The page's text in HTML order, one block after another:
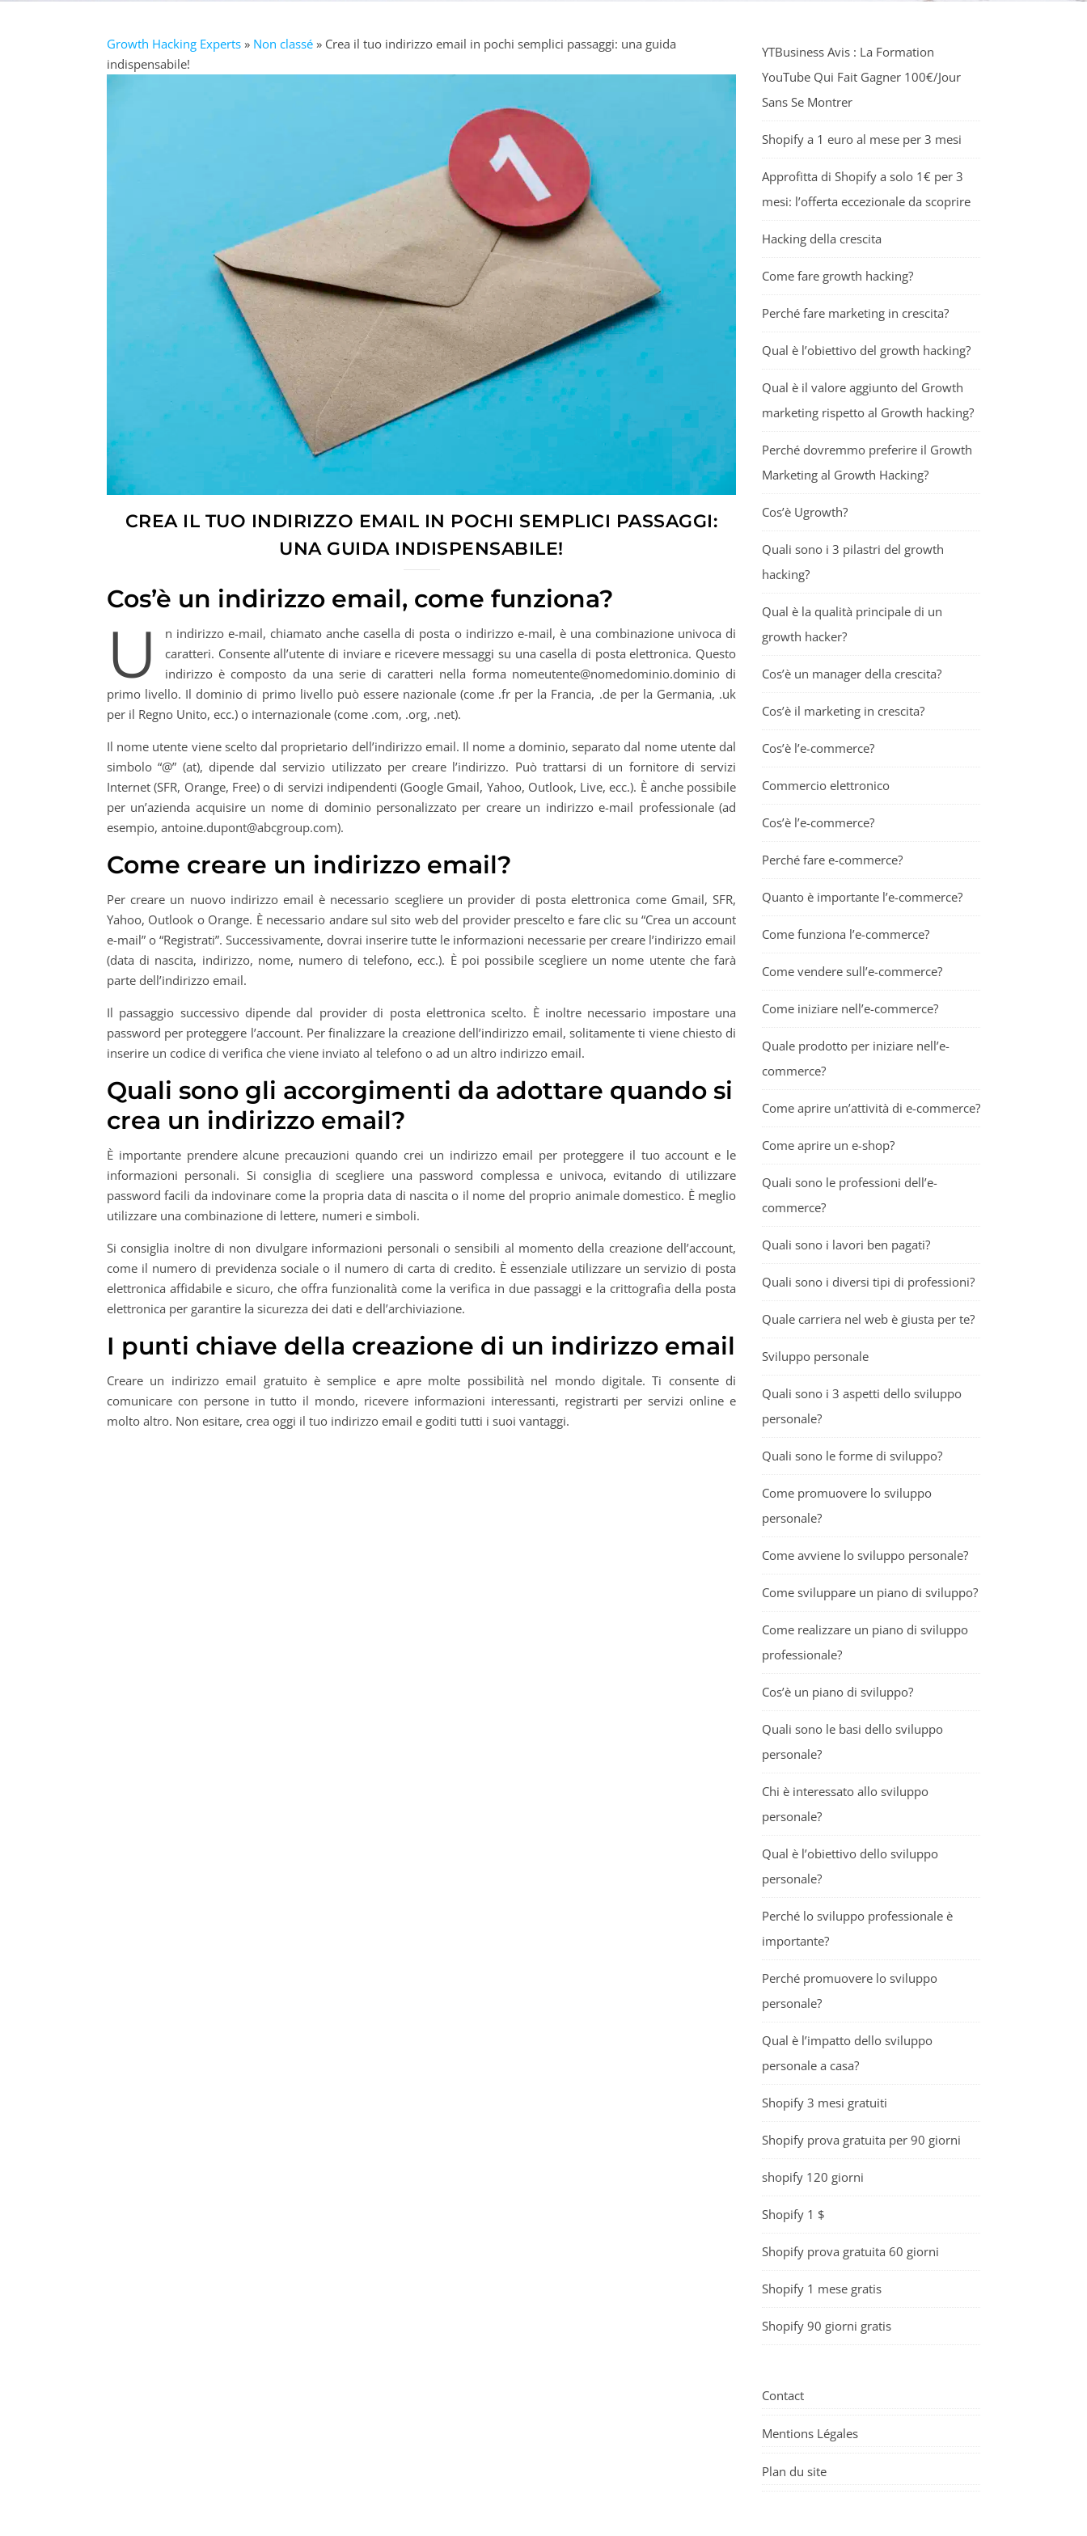
Growth Hacking Experts » Non classé » Crea il tuo indirizzo email in pochi semplici passaggi: una guida
indispensabile!
CREA IL TUO INDIRIZZO EMAIL IN POCHI SEMPLICI PASSAGGI:
UNA GUIDA INDISPENSABILE!
Cos’è un indirizzo email, come funziona?
U
n indirizzo e-mail, chiamato anche casella di posta o indirizzo e-mail, è una combinazione univoca di
caratteri. Consente all’utente di inviare e ricevere messaggi su una casella di posta elettronica. Questo
indirizzo è composto da una serie di caratteri nella forma nomeutente@nomedominio.dominiodi
primo livello. Il dominio di primo livello può essere nazionale (come .fr per la Francia, .de per la Germania, .uk
per il Regno Unito, ecc.) o internazionale (come .com, .org, .net).
Il nome utente viene scelto dal proprietario dell’indirizzo email. Il nome a dominio, separato dal nome utente dal
simbolo “@” (at), dipende dal servizio utilizzato per creare l’indirizzo. Può trattarsi di un fornitore di servizi
Internet (SFR, Orange, Free) o di servizi indipendenti (Google Gmail, Yahoo, Outlook, Live, ecc.). È anche possibile
per un’azienda acquisire un nome di dominio personalizzato per creare un indirizzo e-mail professionale (ad
esempio, antoine.dupont@abcgroup.com).
Come creare un indirizzo email?
Per creare un nuovo indirizzo email è necessario scegliere un provider di posta elettronica come Gmail, SFR,
Yahoo, Outlook o Orange. È necessario andare sul sito web del provider prescelto e fare clic su “Crea un account
e-mail” o “Registrati”. Successivamente, dovrai inserire tutte le informazioni necessarie per creare l’indirizzo email
(data di nascita, indirizzo, nome, numero di telefono, ecc.). È poi possibile scegliere un nome utente che farà
parte dell’indirizzo email.
Il passaggio successivo dipende dal provider di posta elettronica scelto. È inoltre necessario impostare una
password per proteggere l’account. Per finalizzare la creazione dell’indirizzo email, solitamente ti viene chiesto di
inserire un codice di verifica che viene inviato al telefono o ad un altro indirizzo email.
Quali sono gli accorgimenti da adottare quando si
crea un indirizzo email?
È importante prendere alcune precauzioni quando crei un indirizzo email per proteggere il tuo account e le
informazioni personali. Si consiglia di scegliere una password complessa e univoca, evitando di utilizzare
password facili da indovinare come la propria data di nascita o il nome del proprio animale domestico. È meglio
utilizzare una combinazione di lettere, numeri e simboli.
Si consiglia inoltre di non divulgare informazioni personali o sensibili al momento della creazione dell’account,
come il numero di previdenza sociale o il numero di carta di credito. È essenziale utilizzare un servizio di posta
elettronica affidabile e sicuro, che offra funzionalità come la verifica in due passaggi e la crittografia della posta
elettronica per garantire la sicurezza dei dati e dell’archiviazione.
I punti chiave della creazione di un indirizzo email
Creare un indirizzo email gratuito è semplice e apre molte possibilità nel mondo digitale. Ti consente di
comunicare con persone in tutto il mondo, ricevere informazioni interessanti, registrarti per servizi online e
molto altro. Non esitare, crea oggi il tuo indirizzo email e goditi tutti i suoi vantaggi.
YTBusiness Avis : La Formation
YouTube Qui Fait Gagner 100€/Jour
Sans Se Montrer
Shopify a 1 euro al mese per 3 mesi
Approfitta di Shopify a solo 1€ per 3
mesi: l’offerta eccezionale da scoprire
Hacking della crescita
Come fare growth hacking?
Perché fare marketing in crescita?
Qual è l’obiettivo del growth hacking?
Qual è il valore aggiunto del Growth
marketing rispetto al Growth hacking?
Perché dovremmo preferire il Growth
Marketing al Growth Hacking?
Cos’è Ugrowth?
Quali sono i 3 pilastri del growth
hacking?
Qual è la qualità principale di un
growth hacker?
Cos’è un manager della crescita?
Cos’è il marketing in crescita?
Cos’è l’e-commerce?
Commercio elettronico
Cos’è l’e-commerce?
Perché fare e-commerce?
Quanto è importante l’e-commerce?
Come funziona l’e-commerce?
Come vendere sull’e-commerce?
Come iniziare nell’e-commerce?
Quale prodotto per iniziare nell’e-
commerce?
Come aprire un’attività di e-commerce?
Come aprire un e-shop?
Quali sono le professioni dell’e-
commerce?
Quali sono i lavori ben pagati?
Quali sono i diversi tipi di professioni?
Quale carriera nel web è giusta per te?
Sviluppo personale
Quali sono i 3 aspetti dello sviluppo
personale?
Quali sono le forme di sviluppo?
Come promuovere lo sviluppo
personale?
Come avviene lo sviluppo personale?
Come sviluppare un piano di sviluppo?
Come realizzare un piano di sviluppo
professionale?
Cos’è un piano di sviluppo?
Quali sono le basi dello sviluppo
personale?
Chi è interessato allo sviluppo
personale?
Qual è l’obiettivo dello sviluppo
personale?
Perché lo sviluppo professionale è
importante?
Perché promuovere lo sviluppo
personale?
Qual è l’impatto dello sviluppo
personale a casa?
Shopify 3 mesi gratuiti
Shopify prova gratuita per 90 giorni
shopify 120 giorni
Shopify 1 $
Shopify prova gratuita 60 giorni
Shopify 1 mese gratis
Shopify 90 giorni gratis
Contact
Mentions Légales
Plan du site